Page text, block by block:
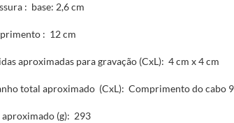
: base: 2,6 cm
: 12 cm
aproximadas para gravação (CxL): 4 cm x 4 cm
total aproximado (CxL): Comprimento do cabo
aproximado (g): 293